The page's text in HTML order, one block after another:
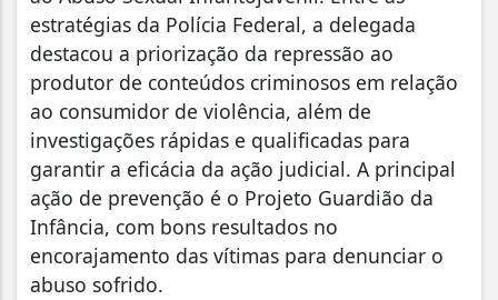
estratégias da Polícia Federal, a delegada
destacou a priorização da repressão ao
produtor de conteúdos criminosos em relação
ao consumidor de violência, além de
investigações rápidas e qualificadas para
garantir a eficácia da ação judicial. A principal
ação de prevenção é o Projeto Guardião da
Infância, com bons resultados no
encorajamento das vítimas para denunciar o
abuso sofrido.